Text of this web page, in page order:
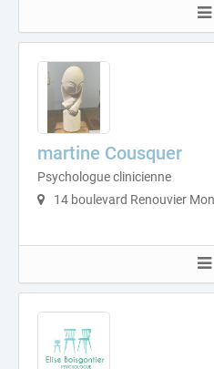
martine Cousquer
Psychologue clinicienne
14 boulevard Renouvier